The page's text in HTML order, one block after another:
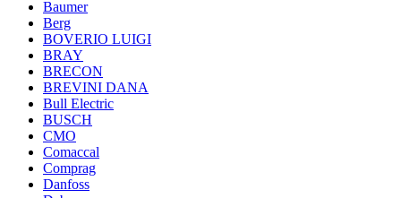
Baumer
Berg
BOVERIO LUIGI
BRAY
BRECON
BREVINI DANA
Bull Electric
BUSCH
CMO
Comaccal
Comprag
Danfoss